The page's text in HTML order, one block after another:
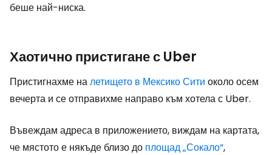
беше най-ниска.
Хаотично пристигане с Uber
Пристигнахме налетището в Мексико Сити около осем
вечерта и се отправихме направо към хотела с Uber.
Въвеждам адреса в приложението, виждам на картата,
че мястото е някъде близо до площад „Сокало“,